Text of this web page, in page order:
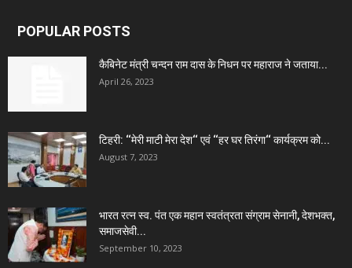
POPULAR POSTS
कैबिनेट मंत्री चन्दन राम दास के निधन पर महाराज ने जताया...
April 26, 2023
टिहरी: ‘‘मेरी माटी मेरा देश‘‘ एवं ‘‘हर घर तिरंगा‘‘ कार्यक्रम को...
August 7, 2023
भारत रत्न स्व. पंत एक महान स्वतंत्रता संग्राम सेनानी, देशभक्त,
समाजसेवी...
September 10, 2023